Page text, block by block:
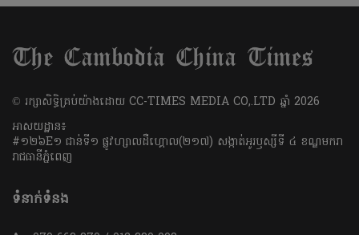
​© រក្សា​សិទ្ធិ​គ្រប់​យ៉ាង​ដោយ​ CC-TIMES MEDIA CO,.LTD ឆ្នាំ​ 2026
អាសយដ្ឋាន៖
#១២៦E១ ជាន់ទី១ ផ្លូវហ្សាលដឺហ្គោល(២១៧) សង្កាត់អូរឫស្សីទី ៤ ខណ្ឌមករា
រាជធានីភ្នំពេញ
ទំនាក់ទំនង